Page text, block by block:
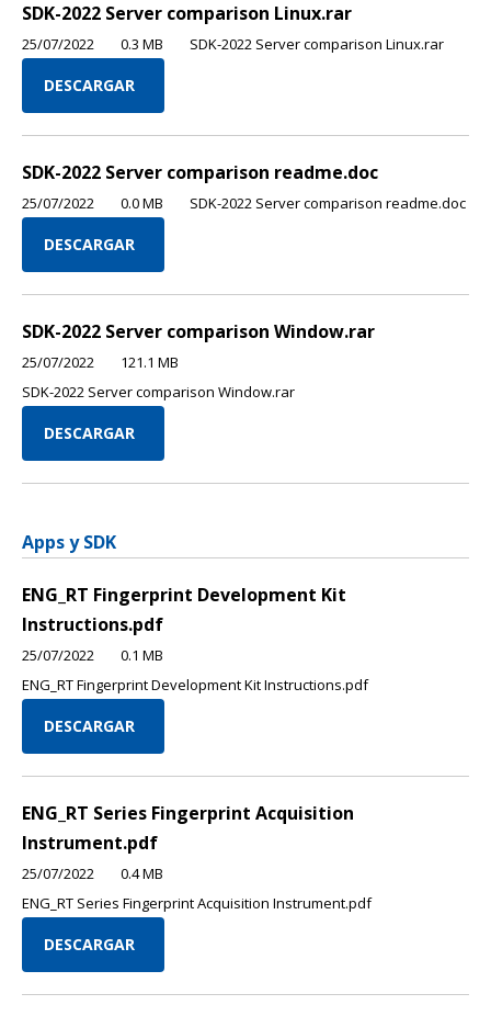
SDK-2022 Server comparison Linux.rar
25/07/2022 0.3 MB SDK-2022 Server comparison Linux.rar
DESCARGAR
SDK-2022 Server comparison readme.doc
25/07/2022 0.0 MB SDK-2022 Server comparison readme.doc
DESCARGAR
SDK-2022 Server comparison Window.rar
25/07/2022
121.1 MB
SDK-2022 Server comparison Window.rar
DESCARGAR
Apps y SDK
ENG_RT Fingerprint Development Kit
Instructions.pdf
25/07/2022
0.1 MB
ENG_RT Fingerprint Development Kit Instructions.pdf
DESCARGAR
ENG_RT Series Fingerprint Acquisition
Instrument.pdf
25/07/2022
0.4 MB
ENG_RT Series Fingerprint Acquisition Instrument.pdf
DESCARGAR